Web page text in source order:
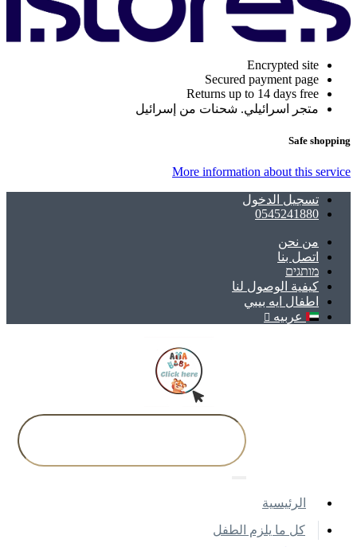
Encrypted site
Secured payment page
Returns up to 14 days free
متجر اسرائيلي. شحنات من إسرائيل
Safe shopping
More information about this service
تسجيل الدخول
0545241880
ﻣﻦ ﻧﺤﻦ
اتصل بنا
מותגים
كيفية الوصول لنا
اطفال ايه بيبي
عربيه
اﻟﺮﺋﻴﺴﻴﺔ
كل ما يلزم الطفل